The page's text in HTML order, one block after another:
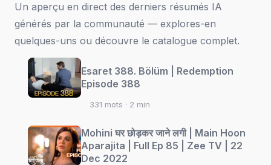
Un aperçu en direct des derniers résumés IA
générés par la communauté — explores-en
quelques-uns ou découvre le catalogue complet.
Esaret 388. Bölüm | Redemption
Episode 388
331 mots · 2 min
Mohini घर छोड़कर जाने लगी | Main Hoon
Aparajita | Full Ep 85 | Zee TV | 22
Dec 2022